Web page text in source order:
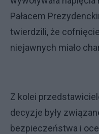
Pałacem
twierdzili, że
niejawnych miało
Z kolei
decyzje były
bezpieczeństwa i